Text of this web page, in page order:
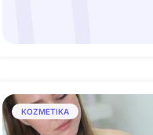
KOZMETIKA